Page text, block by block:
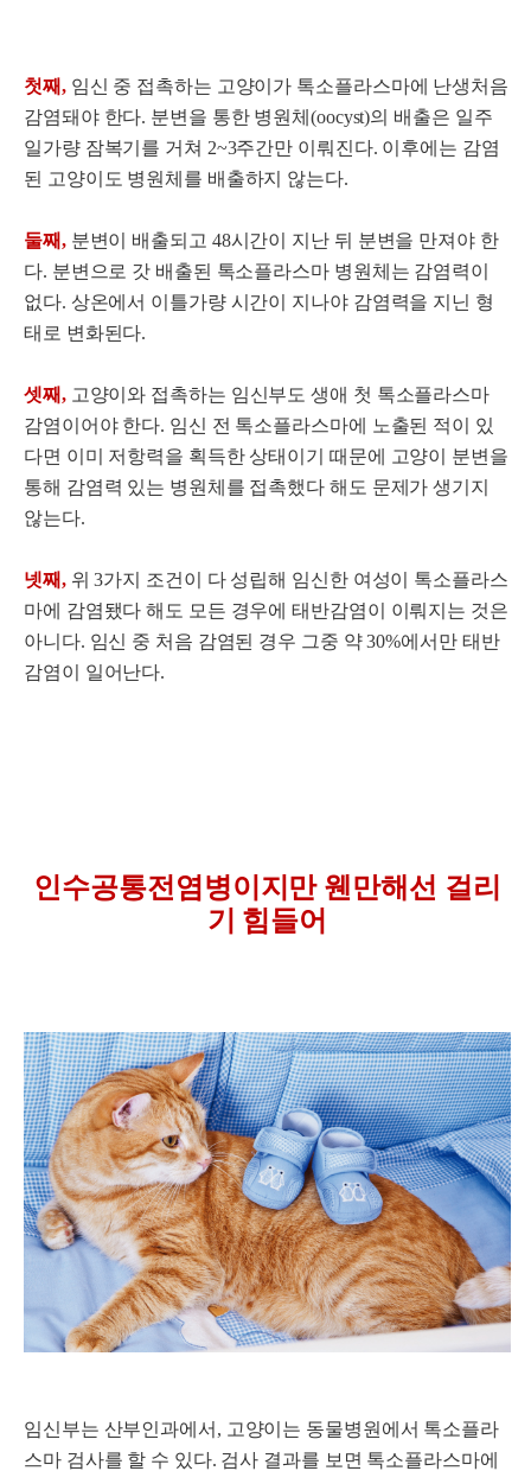
첫째, 임신 중 접촉하는 고양이가 톡소플라스마에 난생처음
감염돼야 한다. 분변을 통한 병원체(oocyst)의 배출은 일주
일가량 잠복기를 거쳐 2~3주간만 이뤄진다. 이후에는 감염
된 고양이도 병원체를 배출하지 않는다.
둘째,분변이 배출되고 48시간이 지난 뒤 분변을 만져야 한
다. 분변으로 갓 배출된 톡소플라스마 병원체는 감염력이
없다. 상온에서 이틀가량 시간이 지나야 감염력을 지닌 형
태로 변화된다.
셋째, 고양이와 접촉하는 임신부도 생애 첫 톡소플라스마
감염이어야 한다. 임신 전 톡소플라스마에 노출된 적이 있
다면 이미 저항력을 획득한 상태이기 때문에 고양이 분변을
통해 감염력 있는 병원체를 접촉했다 해도 문제가 생기지
않는다.
넷째,위 3가지 조건이 다 성립해 임신한 여성이 톡소플라스
마에 감염됐다 해도 모든 경우에 태반감염이 이뤄지는 것은
아니다. 임신 중 처음 감염된 경우 그중 약 30%에서만 태반
감염이 일어난다.
인수공통전염병이지만 웬만해선 걸리
기 힘들어
임신부는 산부인과에서, 고양이는 동물병원에서 톡소플라
스마 검사를 할 수 있다. 검사 결과를 보면 톡소플라스마에